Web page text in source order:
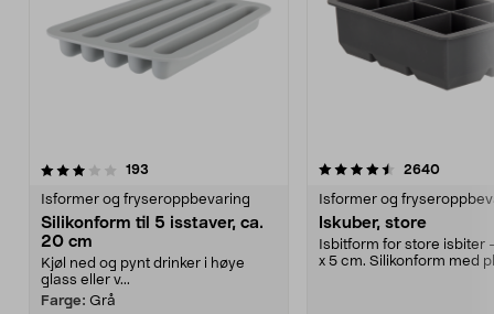
193
Isformer og fryseroppbevaring
Silikonform til 5 isstaver, ca.
20 cm
Kjøl ned og pynt drinker i høye
glass eller v...
Farge: Grå
4.5av 5 stjerner 2640
Isformer og
Iskuber, store
Isbitform for store isbiter
x 5 cm. Silikonform med
3.5av 5 stjerner